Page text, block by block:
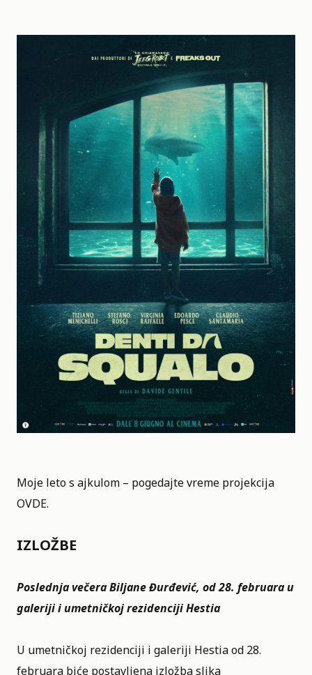
Moje leto s ajkulom – pogedajte vreme projekcija
OVDE.
IZLOŽBE
Poslednja večera Biljane Đurđević, od 28. februara u
galeriji i umetničkoj rezidenciji Hestia
U umetničkoj rezidenciji i galeriji Hestia od 28.
februara biće postavljena izložba slika